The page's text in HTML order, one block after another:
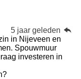
5 jaar geleden
in Nijeveen en
Spouwmuur
investeren in